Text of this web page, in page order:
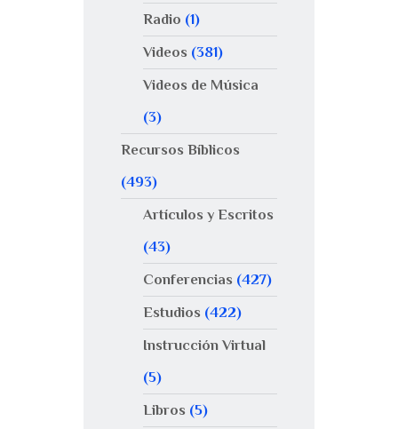
Radio (1)
Videos (381)
Videos de Música
(3)
Recursos Bíblicos
(493)
Artículos y Escritos
(43)
Conferencias (427)
Estudios (422)
Instrucción Virtual
(5)
Libros (5)